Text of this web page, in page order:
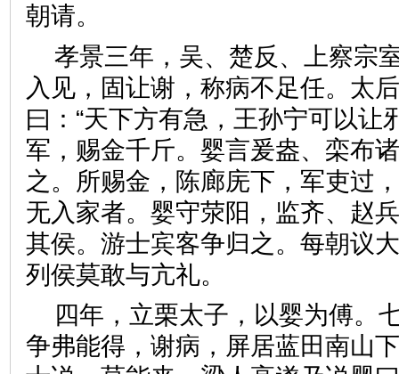
朝请。
孝景三年，吴、楚反、上察宗
入见，固让谢，称病不足任。太
曰：“天下方有急，王孙宁可以让
军，赐金千斤。婴言爰盎、栾布
之。所赐金，陈廊庑下，军吏过
无入家者。婴守荥阳，监齐、赵
其侯。游士宾客争归之。每朝议
列侯莫敢与亢礼。
四年，立栗太子，以婴为傅。
争弗能得，谢病，屏居蓝田南山